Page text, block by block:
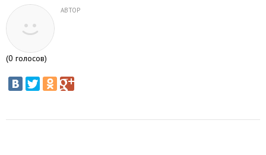
АВТОР
(0 голосов)